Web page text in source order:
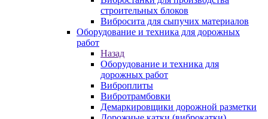
строительных блоков
Вибросита для сыпучих материалов
Оборудование и техника для дорожных
работ
Назад
Оборудование и техника для
дорожных работ
Виброплиты
Вибротрамбовки
Демаркировщики дорожной разметки